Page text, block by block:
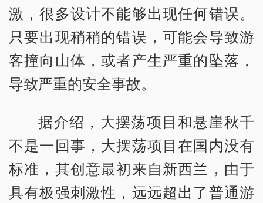
激，很多设计不能够出现任何错误。
只要出现稍稍的错误，可能会导致游
客撞向山体，或者产生严重的坠落，
导致严重的安全事故。
据介绍，大摆荡项目和悬崖秋千
不是一回事，大摆荡项目在国内没有
标准，其创意最初来自新西兰，由于
具有极强刺激性，远远超出了普通游